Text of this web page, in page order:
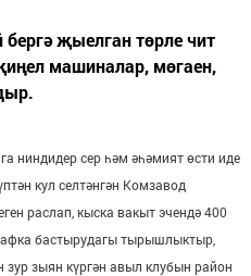
җыелган төрле чит
машиналар, мөгаен,
ниндидер сер һәм әһәмият өсти иде
кул селтәнгән Комзавод
раслап, кыска вакыт эчендә 400
бастырудагы тырышлыктыр,
зыян күргән авыл клубын район